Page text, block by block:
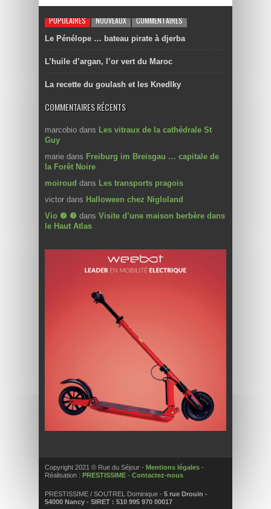
POPULAIRES NOUVEAUX COMMENTAIRES
Le Pénélope … bateau pirate à djerba
L’huile d’argan, l’or vert du Maroc
La recette du goulash et les Knedlky
COMMENTAIRES RÉCENTS
marcobio dans Les vitraux de la cathédrale St
Guy
marie dans Freiburg im Breisgau … capitale de
la Forêt Noire
moiroud dans Les transports pragois
victor dans Halloween chez Nigloland
Vio ❼ ❼ dans Visite d’une maison berbère dans
le Haut Atlas
Copyright 2021 © Rue du Séjour - Mentions légales -
Réalisation : PRESTISSIME - Contactez-nous
PRESTISSIME / SOUTREL Dominique - 5 rue Drouin -
54000 Nancy - SIRET : 510 995 970 00017